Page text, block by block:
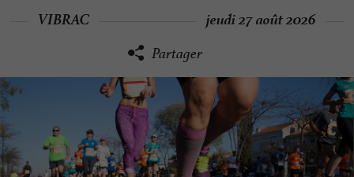
VIBRAC jeudi 27 août 2026
Partager